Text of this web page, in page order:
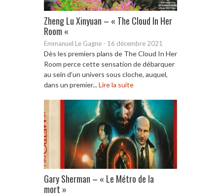
Zheng Lu Xinyuan – « The Cloud In Her
Room «
Emmanuel Le Gagne - 16 décembre 2021
Dès les premiers plans de The Cloud In Her
Room perce cette sensation de débarquer
au sein d’un univers sous cloche, auquel,
dans un premier...Lire la suite
Gary Sherman – « Le Métro de la
mort »